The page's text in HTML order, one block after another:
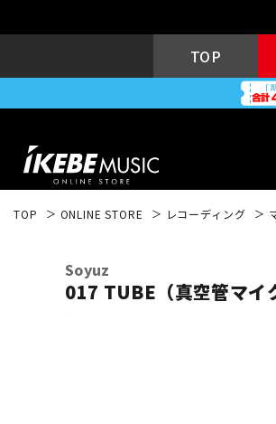
TOP
TOP ONLINE STORE レコーディング
Soyuz
017 TUBE（真空管マイ